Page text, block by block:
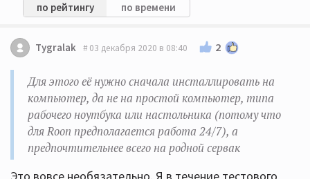
по рейтингу по времени
Tygralak 03 декабря 2020 в 08:40 2
Для этого её нужно сначала инсталлировать на
компьютер, да не на простой компьютер, типа
рабочего ноутбука или настольника (потому что
для Roon предполагается работа 24/7), а
предпочтительнее всего на родной сервак